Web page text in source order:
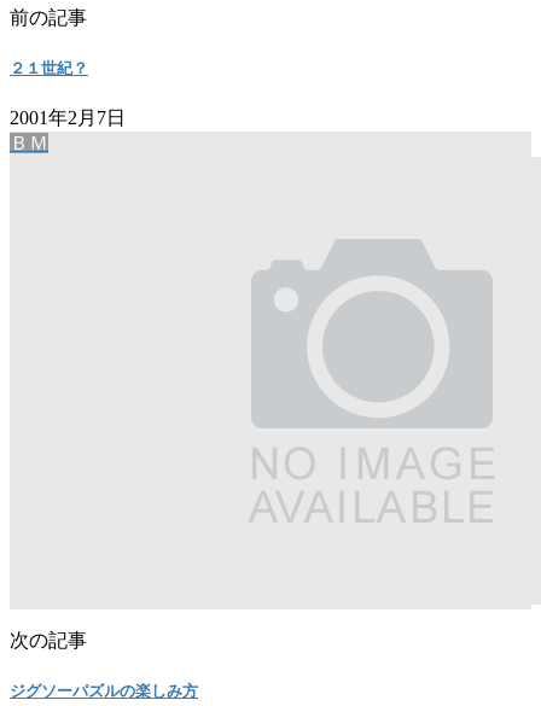
前の記事
２１世紀？
2001年2月7日
ＢＭ
次の記事
ジグソーパズルの楽しみ方